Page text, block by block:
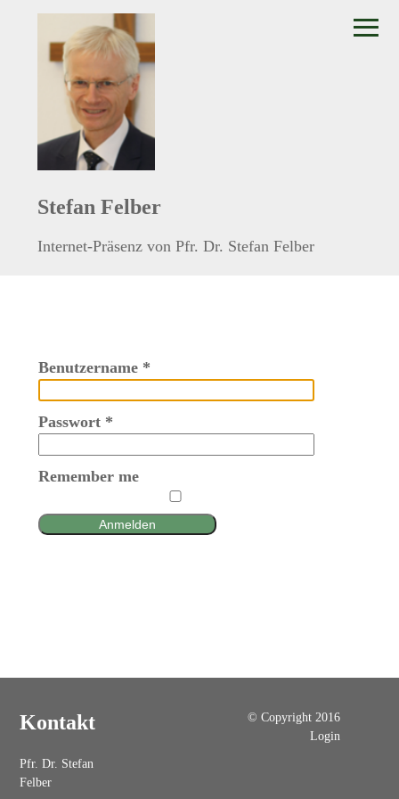
Stefan Felber
Internet-Präsenz von Pfr. Dr. Stefan Felber
Benutzername*
Passwort*
Remember me
Anmelden
Kontakt
Pfr. Dr. Stefan
Felber
© Copyright 2016
Login
≡